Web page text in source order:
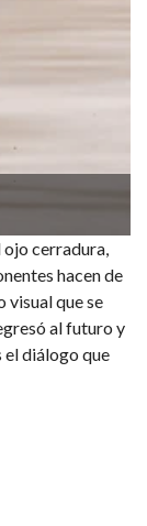
cerradura,
hacen de
visual que se
al futuro y
el diálogo que